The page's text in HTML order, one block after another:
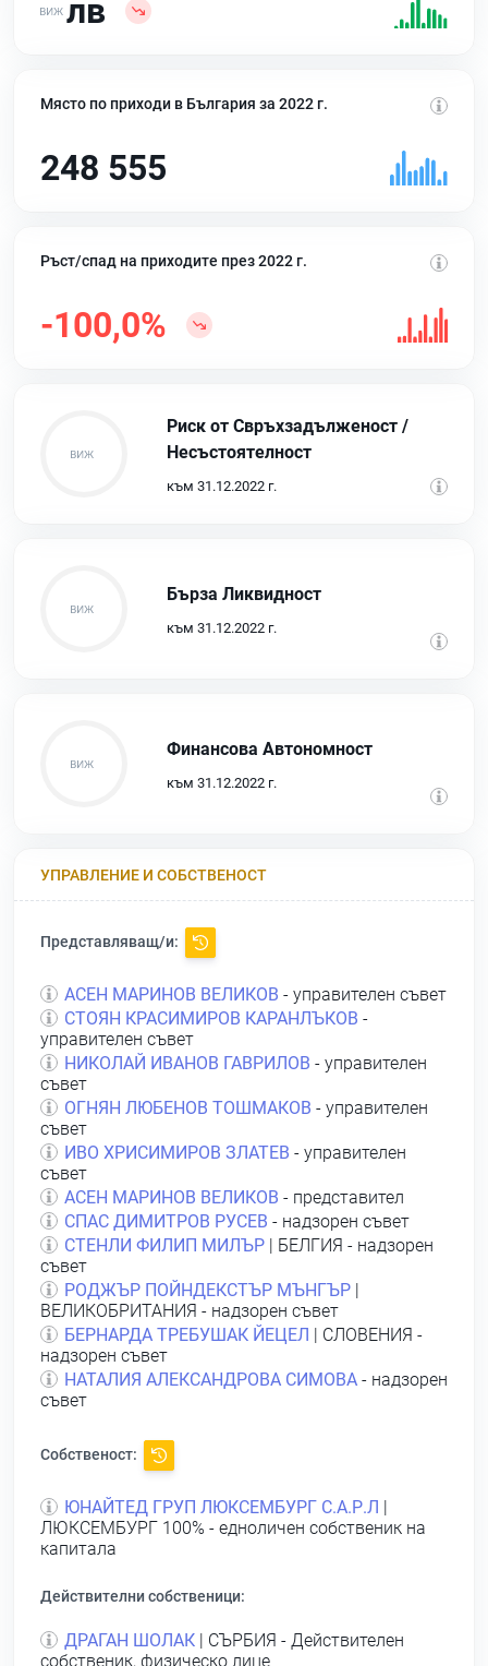
лв
Място по приходи в България за 2022 г.
248 555
Ръст/спад на приходите през 2022 г.
-100,0%
Риск от Свръхзадълженост /
Несъстоятелност
към 31.12.2022 г.
Бърза Ликвидност
към 31.12.2022 г.
Финансова Автономност
към 31.12.2022 г.
УПРАВЛЕНИЕ И СОБСТВЕНОСТ
Представляващ/и:
АСЕН МАРИНОВ ВЕЛИКОВ - управителен съвет
СТОЯН КРАСИМИРОВ КАРАНЛЪКОВ -
управителен съвет
НИКОЛАЙ ИВАНОВ ГАВРИЛОВ - управителен
съвет
ОГНЯН ЛЮБЕНОВ ТОШМАКОВ - управителен
съвет
ИВО ХРИСИМИРОВ ЗЛАТЕВ - управителен
съвет
АСЕН МАРИНОВ ВЕЛИКОВ - представител
СПАС ДИМИТРОВ РУСЕВ - надзорен съвет
СТЕНЛИ ФИЛИП МИЛЪР | БЕЛГИЯ - надзорен
съвет
РОДЖЪР ПОЙНДЕКСТЪР МЪНГЪР
ВЕЛИКОБРИТАНИЯ - надзорен съвет
БЕРНАРДА ТРЕБУШАК ЙЕЦЕЛ
| СЛОВЕНИЯ -
надзорен съвет
НАТАЛИЯ АЛЕКСАНДРОВА СИМОВА - надзорен
съвет
Собственост:
ЮНАЙТЕД ГРУП ЛЮКСЕМБУРГ С.А.Р.Л
ЛЮКСЕМБУРГ 100% - едноличен собственик на
капитала
Действителни собственици:
ДРАГАН ШОЛАК | СЪРБИЯ - Действителен
собственик, физическо лице